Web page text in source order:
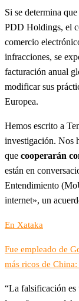
Si se determina
PDD Holdings, el
comercio
infracciones, se
facturación anual
modificar sus
Europea.
Hemos escrito a
investigación. Nos
que cooperarán
están en
Entendimiento
internet», un
En Xataka
Fue empleado de
más ricos de
“La falsificación es